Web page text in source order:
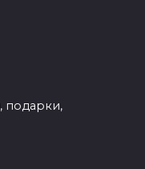
подарки,